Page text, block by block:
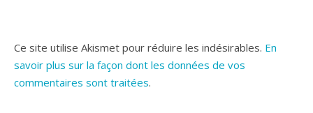
Ce site utilise Akismet pour réduire les indésirables. En
savoir plus sur la façon dont les données de vos
commentaires sont traitées.